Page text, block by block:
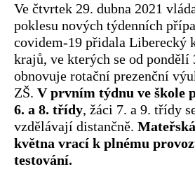
Ve čtvrtek 29. dubna 2021
poklesu nových týdenních
covidem-19 přidala Liberecký
krajů, ve kterých se od pondělí
obnovuje rotační prezenční
ZŠ. V prvním týdnu ve škole
6. a 8. třídy, žáci 7. a 9. třídy
vzdělávají distančně.
května vrací k plnému
testování.